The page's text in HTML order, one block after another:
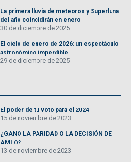
La primera lluvia de meteoros y Superluna
del año coincidirán en enero
30 de diciembre de 2025
El cielo de enero de 2026: un espectáculo
astronómico imperdible
29 de diciembre de 2025
El poder de tu voto para el 2024
15 de noviembre de 2023
¿GANO LA PARIDAD O LA DECISIÓN DE
AMLO?
13 de noviembre de 2023